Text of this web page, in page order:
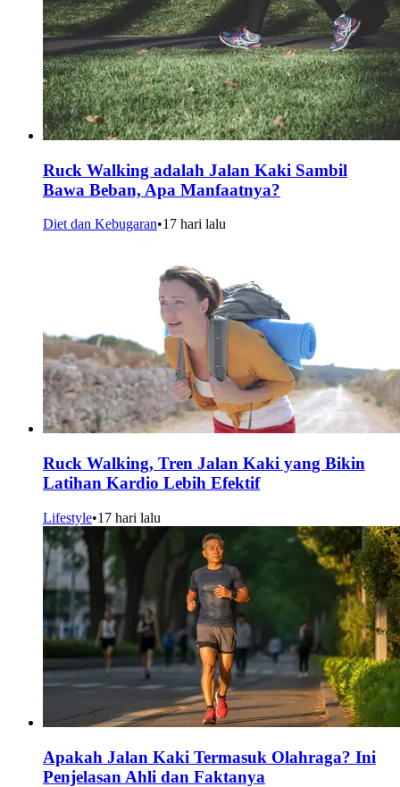
Ruck Walking adalah Jalan Kaki Sambil
Bawa Beban, Apa Manfaatnya?
Diet dan Kebugaran•17 hari lalu
Ruck Walking, Tren Jalan Kaki yang Bikin
Latihan Kardio Lebih Efektif
Lifestyle•17 hari lalu
Apakah Jalan Kaki Termasuk Olahraga? Ini
Penjelasan Ahli dan Faktanya